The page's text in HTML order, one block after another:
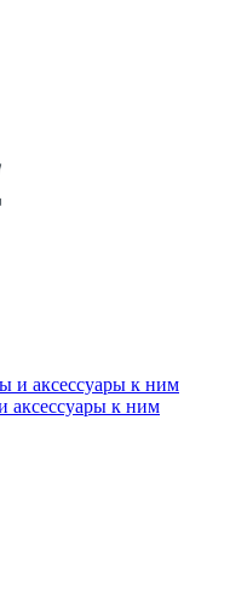
аксессуары к ним